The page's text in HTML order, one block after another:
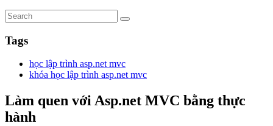
Tags
học lập trình asp.net mvc
khóa học lập trình asp.net mvc
Làm quen với Asp.net MVC bằng thực
hành